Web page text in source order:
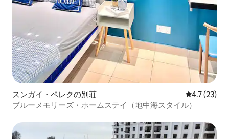
スンガイ・ペレクの別荘 レビュー23
4.7 (23)
ブルーメモリーズ・ホームステイ（地中海スタイル）